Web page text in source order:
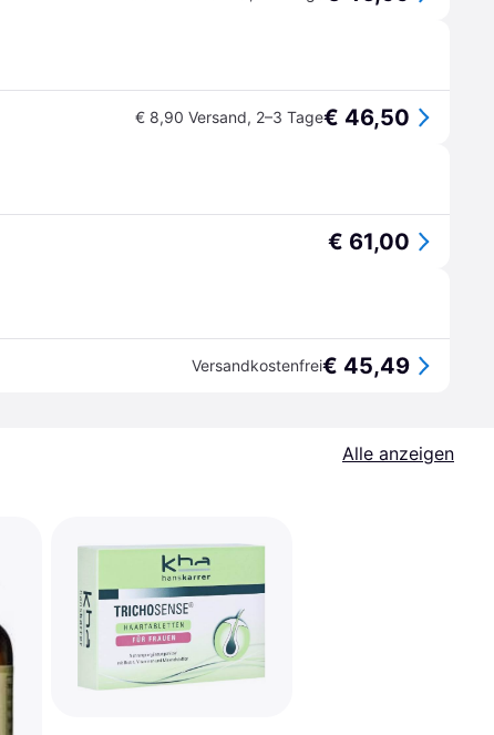
€ 8,90 Versand, 2–3 Tage€ 46,50
€ 61,00
Versandkostenfrei€ 45,49
Alle anzeigen